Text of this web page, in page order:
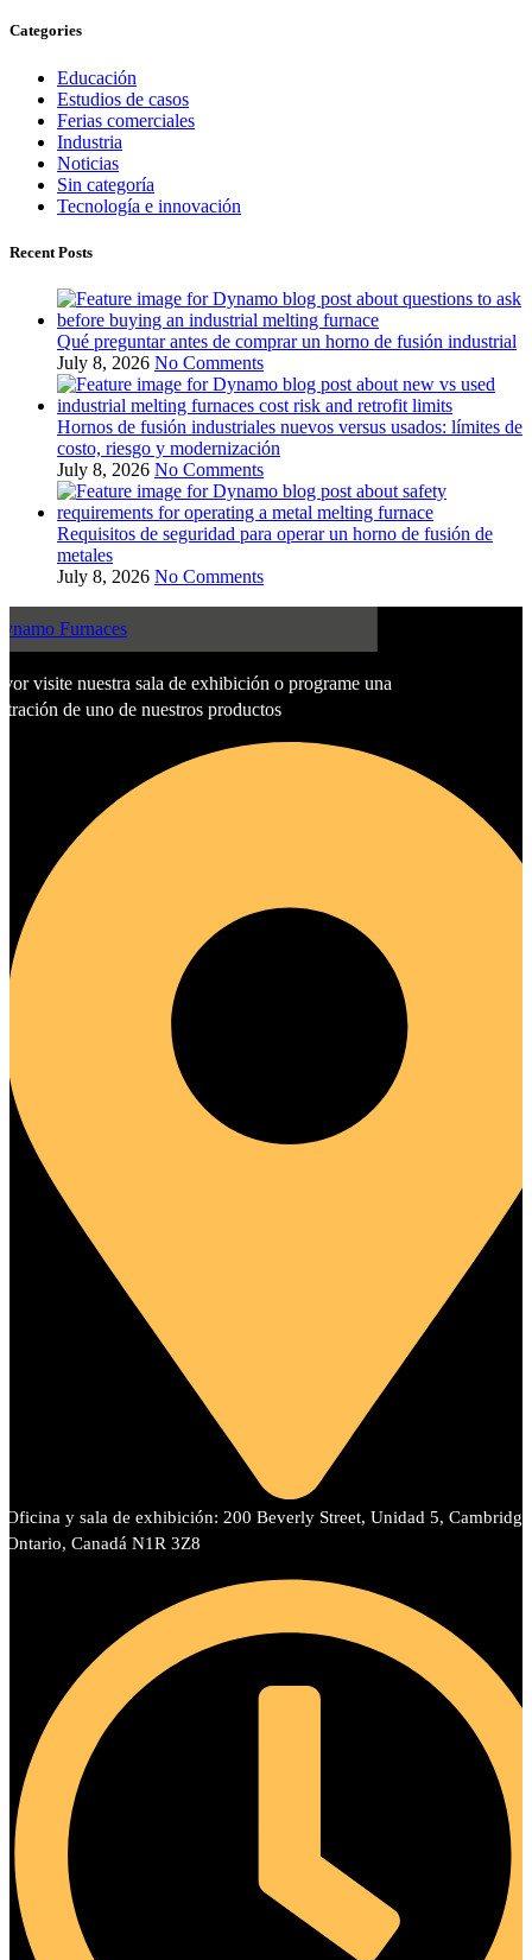
Categories
Educación
Estudios de casos
Ferias comerciales
Industria
Noticias
Sin categoría
Tecnología e innovación
Recent Posts
Qué preguntar antes de comprar un horno de fusión industrial
July 8, 2026 No Comments
Hornos de fusión industriales nuevos versus usados: límites de
costo, riesgo y modernización
July 8, 2026 No Comments
Requisitos de seguridad para operar un horno de fusión de
metales
July 8, 2026 No Comments
visite nuestra sala de exhibición o programe una
de uno de nuestros productos
Oficina y sala de exhibición: 200 Beverly Street, Unidad 5,
Ontario, Canadá N1R 3Z8